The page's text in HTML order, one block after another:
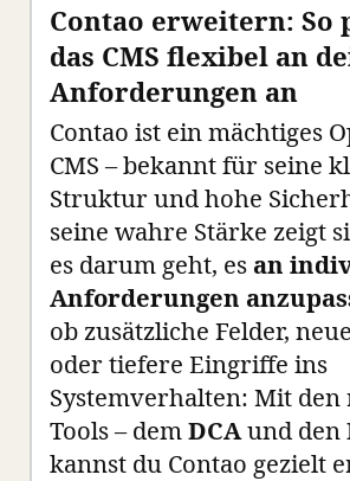
Contao erweitern: So
das CMS flexibel an
Anforderungen an
Contao ist ein mächtiges
CMS – bekannt für seine
Struktur und hohe
seine wahre Stärke zeigt
es darum geht, es an
Anforderungen
ob zusätzliche Felder,
oder tiefere Eingriffe ins
Systemverhalten: Mit
Tools – demDCAund den
kannst du Contao gezielt